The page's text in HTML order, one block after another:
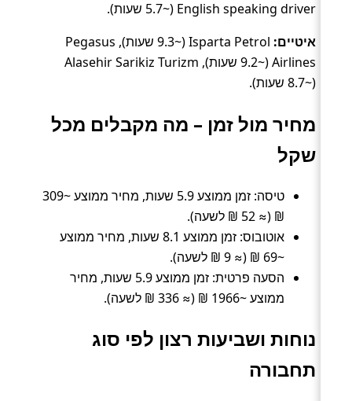
English speaking driver (~5.7 שעות).
איטיים:
Isparta Petrol (~9.3 שעות), Pegasus
Airlines (~9.2 שעות), Alasehir Sarikiz Turizm
(~8.7 שעות).
מחיר מול זמן – מה מקבלים מכל
שקל
טיסה: זמן ממוצע 5.9 שעות, מחיר ממוצע ~309
₪ (≈ 52 ₪ לשעה).
אוטובוס: זמן ממוצע 8.1 שעות, מחיר ממוצע
~69 ₪ (≈ 9 ₪ לשעה).
הסעה פרטית: זמן ממוצע 5.9 שעות, מחיר
ממוצע ~1966 ₪ (≈ 336 ₪ לשעה).
נוחות ושביעות רצון לפי סוג
תחבורה